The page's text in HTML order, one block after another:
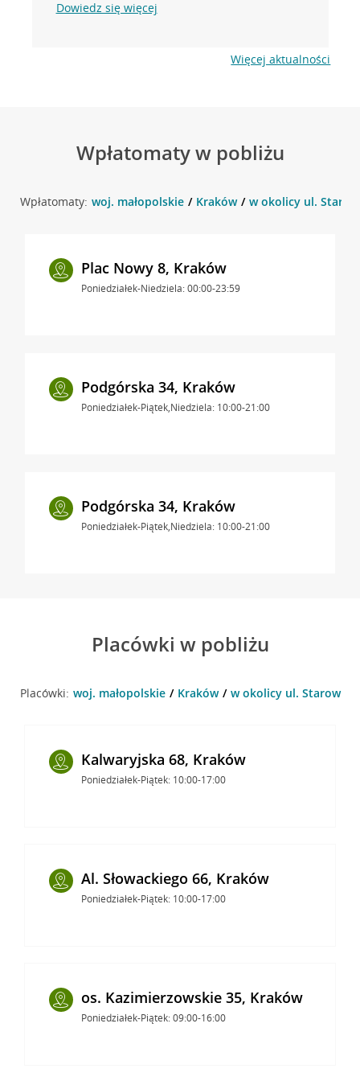
Dowiedz się więcej
Więcej aktualności
Wpłatomaty w pobliżu
Wpłatomaty: woj. małopolskie Kraków w okolicy ul.
Plac Nowy 8, Kraków
Poniedziałek-Niedziela: 00:00-23:59
Podgórska 34, Kraków
Poniedziałek-Piątek,Niedziela: 10:00-21:00
Podgórska 34, Kraków
Poniedziałek-Piątek,Niedziela: 10:00-21:00
Placówki w pobliżu
Placówki: woj. małopolskie Kraków w okolicy ul.
Kalwaryjska 68, Kraków
Poniedziałek-Piątek: 10:00-17:00
Al. Słowackiego 66, Kraków
Poniedziałek-Piątek: 10:00-17:00
os. Kazimierzowskie 35, Kraków
Poniedziałek-Piątek: 09:00-16:00